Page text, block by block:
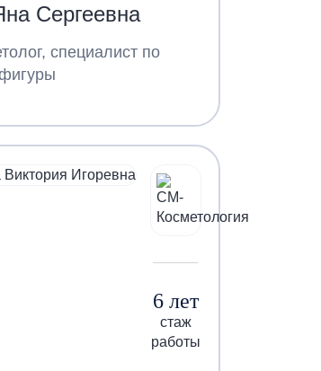
Сергеевна
специалист по
6 лет
стаж
работы